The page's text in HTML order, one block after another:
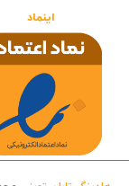
اینماد